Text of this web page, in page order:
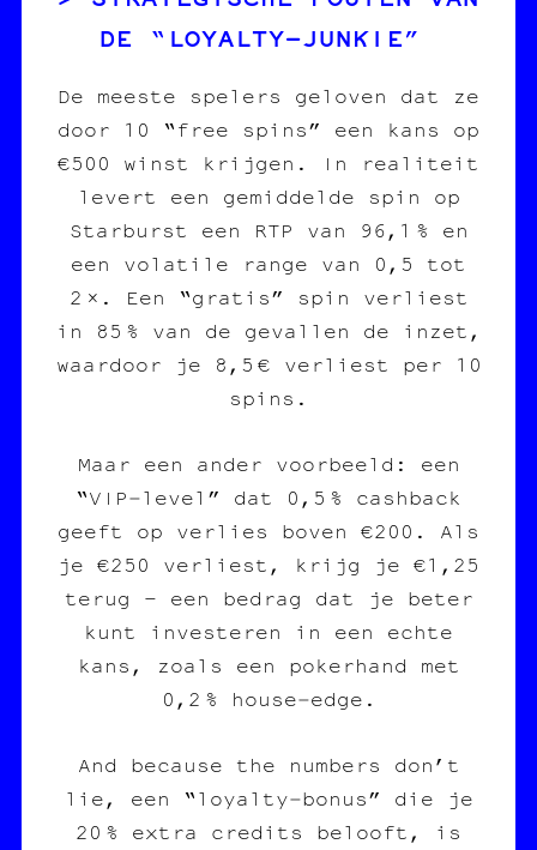
DE “LOYALTY‑JUNKIE”
De meeste spelers geloven dat ze
door 10 “free spins” een kans op
€500 winst krijgen. In realiteit
levert een gemiddelde spin op
Starburst een RTP van 96,1 % en
een volatile range van 0,5 tot
2 ×. Een “gratis” spin verliest
in 85 % van de gevallen de inzet,
waardoor je 8,5 € verliest per 10
spins.
Maar een ander voorbeeld: een
“VIP‑level” dat 0,5 % cashback
geeft op verlies boven €200. Als
je €250 verliest, krijg je €1,25
terug – een bedrag dat je beter
kunt investeren in een echte
kans, zoals een pokerhand met
0,2 % house‑edge.
And because the numbers don’t
lie, een “loyalty‑bonus” die je
20 % extra credits belooft, is